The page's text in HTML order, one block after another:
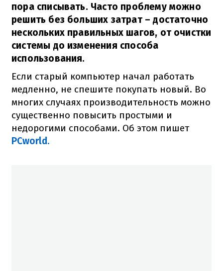
пора списывать. Часто проблему можно
решить без больших затрат – достаточно
нескольких правильных шагов, от очистки
системы до изменения способа
использования.
Если старый компьютер начал работать
медленно, не спешите покупать новый. Во
многих случаях производительность можно
существенно повысить простыми и
недорогими способами. Об этом пишет
PCworld.